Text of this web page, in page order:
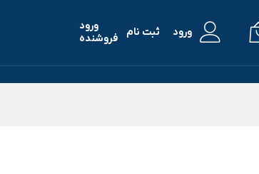
ورود ثبت نام
ورود
فروشنده